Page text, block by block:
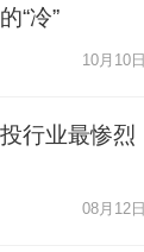
“冷”
10月10日
行业最惨烈
08月12日